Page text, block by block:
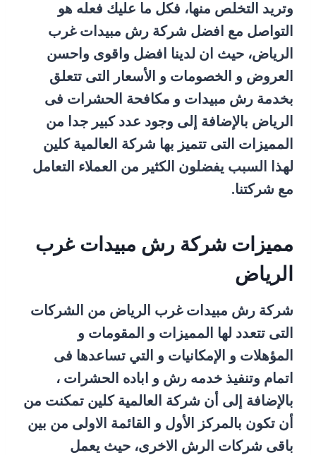
وتريد التخلص منها، فكل ما عليك فعله هو
التواصل مع افضل شركة رش مبيدات غرب
الرياض، حيث ان لدينا افضل واقوى واحسن
العروض و الخصومات و الأسعار التى تتعلق
بخدمة رش مبيدات و مكافحة الحشرات فى
الرياض بالإضافة إلى وجود عدد كبير جدا من
المميزات التى تتميز بها شركة العالمية كلين
لهذا السبب يفضلون الكثير من العملاء التعامل
مع شركتنا.
مميزات شركة رش مبيدات غرب
الرياض
شركة رش مبيدات غرب الرياض من الشركات
التى تتعدد لها المميزات و المقومات و
المؤهلات و الإمكانيات و التي تساعدها فى
اتمام وتنفيذ خدمه رش و اباده الحشرات ،
بالإضافة إلى أن شركة العالمية كلين تمكنت من
أن تكون بالمركز الأول و القائمة الاولى من بين
باقى شركات الرش الاخرى، حيث يعمل